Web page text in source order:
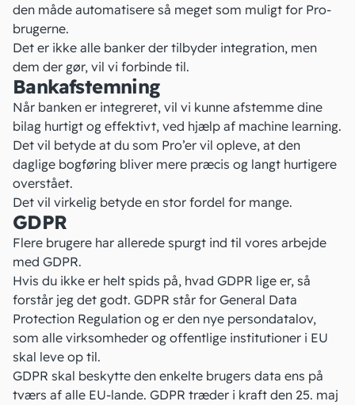
den måde automatisere så meget som muligt for Pro-
brugerne.
Det er ikke alle banker der tilbyder integration, men
dem der gør, vil vi forbinde til.
Bankafstemning
Når banken er integreret, vil vi kunne afstemme dine
bilag hurtigt og effektivt, ved hjælp af machine learning.
Det vil betyde at du som Pro’er vil opleve, at den
daglige bogføring bliver mere præcis og langt hurtigere
overstået.
Det vil virkelig betyde en stor fordel for mange.
GDPR
Flere brugere har allerede spurgt ind til vores arbejde
med GDPR.
Hvis du ikke er helt spids på, hvad GDPR lige er, så
forstår jeg det godt. GDPR står for General Data
Protection Regulation og er den nye persondatalov,
som alle virksomheder og offentlige institutioner i EU
skal leve op til.
GDPR skal beskytte den enkelte brugers data ens på
tværs af alle EU-lande. GDPR træder i kraft den 25. maj